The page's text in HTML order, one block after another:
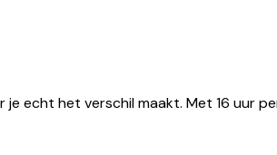
echt het verschil maakt. Met 16 uur